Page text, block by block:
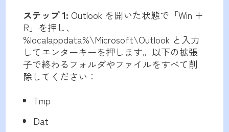
ステップ 1: Outlook を開いた状態で「Win +
R」を押し、
%localappdata%\Microsoft\Outlook と入力
してエンターキーを押します。以下の拡張
子で終わるフォルダやファイルをすべて削
除してください：
Tmp
Dat